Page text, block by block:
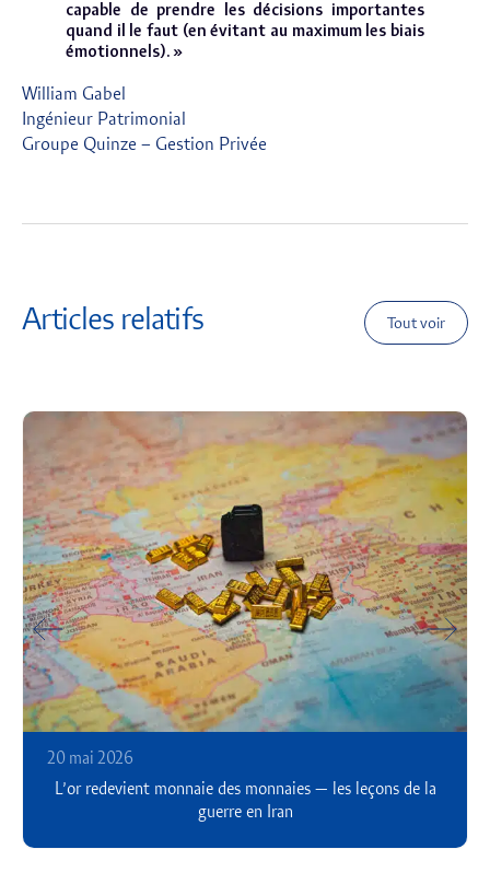
capable de prendre les décisions importantes
quand il le faut (en évitant au maximum les biais
émotionnels). »
William Gabel
Ingénieur Patrimonial
Groupe Quinze – Gestion Privée
Articles relatifs Tout voir
20 mai 2026
L’or redevient monnaie des monnaies — les leçons de la
guerre en Iran